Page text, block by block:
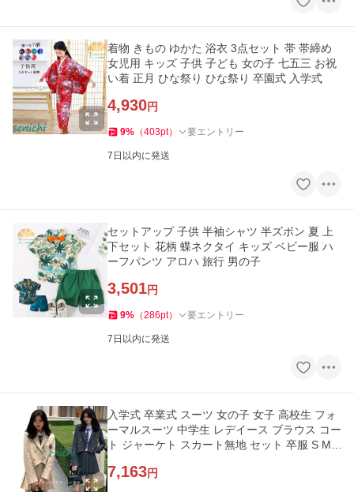
着物 きもの ゆかた 浴衣 3点セット 帯 帯締め
女児用 キッズ 子供 子ども 女の子 七五三 お祝
い着 正月 ひな祭り ひな祭り 卒園式 入学式
4,930円
9% （403pt） 要エントリー
7日以内に発送
セットアップ 子供 半袖シャツ 半ズボン 夏 上
下セット 花柄 蝶ネクタイ キッズ ベビー服 ハ
ーフパンツ アロハ 旅行 男の子
3,501円
9% （286pt） 要エントリー
7日以内に発送
入学式 卒業式 スーツ 女の子 女子 高校生 フォ
ーマルスーツ 中学生 レデイース ブラウス コー
ト ジャーケト スカート無地 セット 卒服 S M L
7,163円